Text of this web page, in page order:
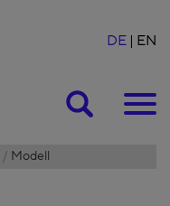
DE EN
Modell